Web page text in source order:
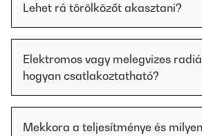
Lehet rá törölközőt akasztani?
Elektromos vagy melegvizes
hogyan csatlakoztatható?
Mekkora a teljesítménye és milyen